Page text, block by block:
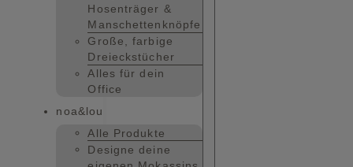
Hosenträger &
Manschettenknöpfe
Große, farbige
Dreieckstücher
Alles für dein
Office
noa&lou
Alle Produkte
Designe deine